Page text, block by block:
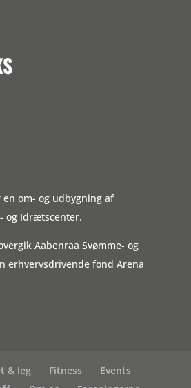
om- og udbygning af
og Idrætscenter.
Aabenraa Svømme- og
erhvervsdrivende fond Arena
& leg Fitness
Events